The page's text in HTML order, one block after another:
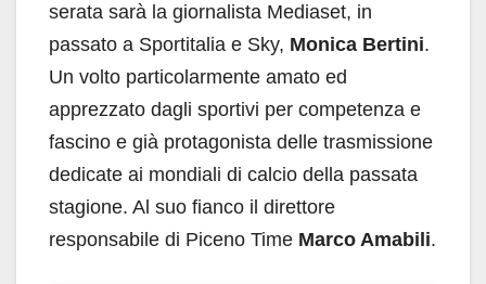
serata sarà la giornalista Mediaset, in
passato a Sportitalia e Sky, Monica Bertini.
Un volto particolarmente amato ed
apprezzato dagli sportivi per competenza e
fascino e già protagonista delle trasmissione
dedicate ai mondiali di calcio della passata
stagione. Al suo fianco il direttore
responsabile di Piceno Time Marco Amabili.